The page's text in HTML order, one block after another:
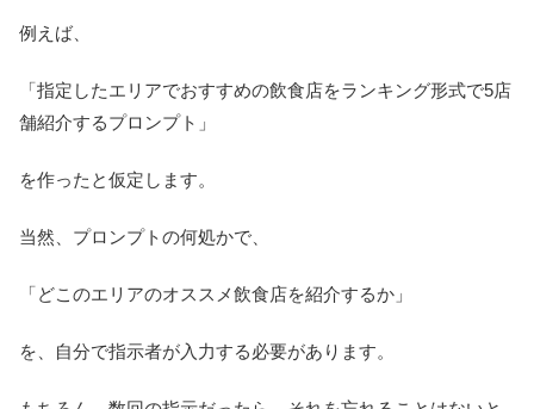
例えば、
「指定したエリアでおすすめの飲食店をランキング形式で5店
舗紹介するプロンプト」
を作ったと仮定します。
当然、プロンプトの何処かで、
「どこのエリアのオススメ飲食店を紹介するか」
を、自分で指示者が入力する必要があります。